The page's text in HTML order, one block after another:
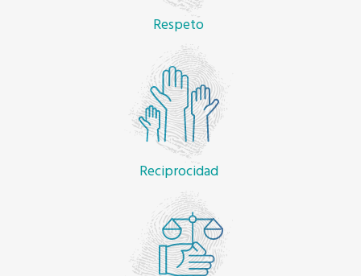
Respeto
Reciprocidad